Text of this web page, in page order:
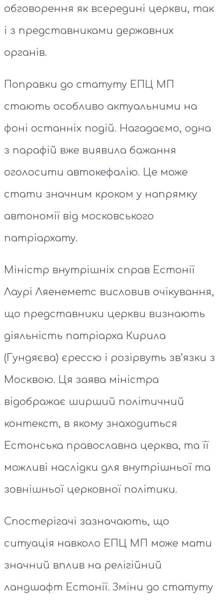
обговорення як всередині церкви, так
і з представниками державних
органів.
Поправки до статуту ЕПЦ МП
стають особливо актуальними на
фоні останніх подій. Нагадаємо, одна
з парафій вже виявила бажання
оголосити автокефалію. Це може
стати значним кроком у напрямку
автономії від московського
патріархату.
Міністр внутрішніх справ Естонії
Лаурі Ляенеметс висловив очікування,
що представники церкви визнають
діяльність патріарха Кирила
(Гундяєва) єрессю і розірвуть зв’язки з
Москвою. Ця заява міністра
відображає ширший політичний
контекст, в якому знаходиться
Естонська православна церква, та її
можливі наслідки для внутрішньої та
зовнішньої церковної політики.
Спостерігачі зазначають, що
ситуація навколо ЕПЦ МП може мати
значний вплив на релігійний
ландшафт Естонії. Зміни до статуту